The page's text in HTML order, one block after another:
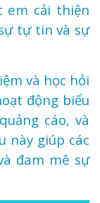
em cải thiện
tự tin và sự
và học hỏi
động biểu
cáo, và
này giúp các
đam mê sự